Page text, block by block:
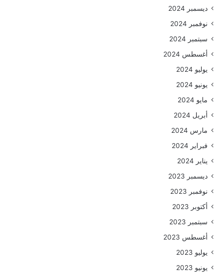
ديسمبر 2024
نوفمبر 2024
سبتمبر 2024
أغسطس 2024
يوليو 2024
يونيو 2024
مايو 2024
أبريل 2024
مارس 2024
فبراير 2024
يناير 2024
ديسمبر 2023
نوفمبر 2023
أكتوبر 2023
سبتمبر 2023
أغسطس 2023
يوليو 2023
يونيو 2023